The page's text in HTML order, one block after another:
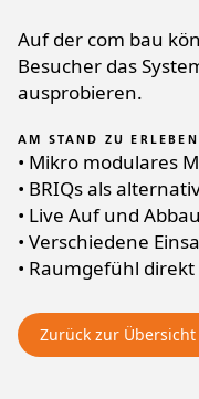
Auf der com bau
Besucher das
ausprobieren.
AM STAND ZU ERLEBEN
• Mikro modulares
• BRIQs als
• Live Auf und
• Verschiedene
• Raumgefühl
Zurück zur Übersicht